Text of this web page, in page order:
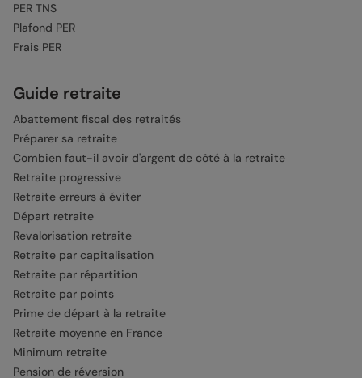
PER TNS
Plafond PER
Frais PER
Guide retraite
Abattement fiscal des retraités
Préparer sa retraite
Combien faut-il avoir d'argent de côté à la retraite
Retraite progressive
Retraite erreurs à éviter
Départ retraite
Revalorisation retraite
Retraite par capitalisation
Retraite par répartition
Retraite par points
Prime de départ à la retraite
Retraite moyenne en France
Minimum retraite
Pension de réversion